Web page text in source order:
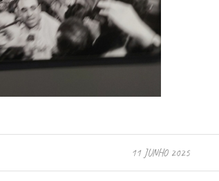
11 JUNHO 2025